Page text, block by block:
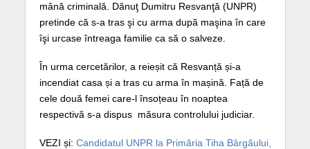
mână criminală. Dănuţ Dumitru Resvanţă (UNPR)
pretinde că s-a tras şi cu arma după maşina în care
îşi urcase întreaga familie ca să o salveze.
În urma cercetărilor, a reieșit că Resvanță și-a
incendiat casa și a tras cu arma în mașină. Față de
cele două femei care-l însoțeau în noaptea
respectivă s-a dispus măsura controlului judiciar.
VEZI și: Candidatul UNPR la Primăria Tiha Bârgăului,